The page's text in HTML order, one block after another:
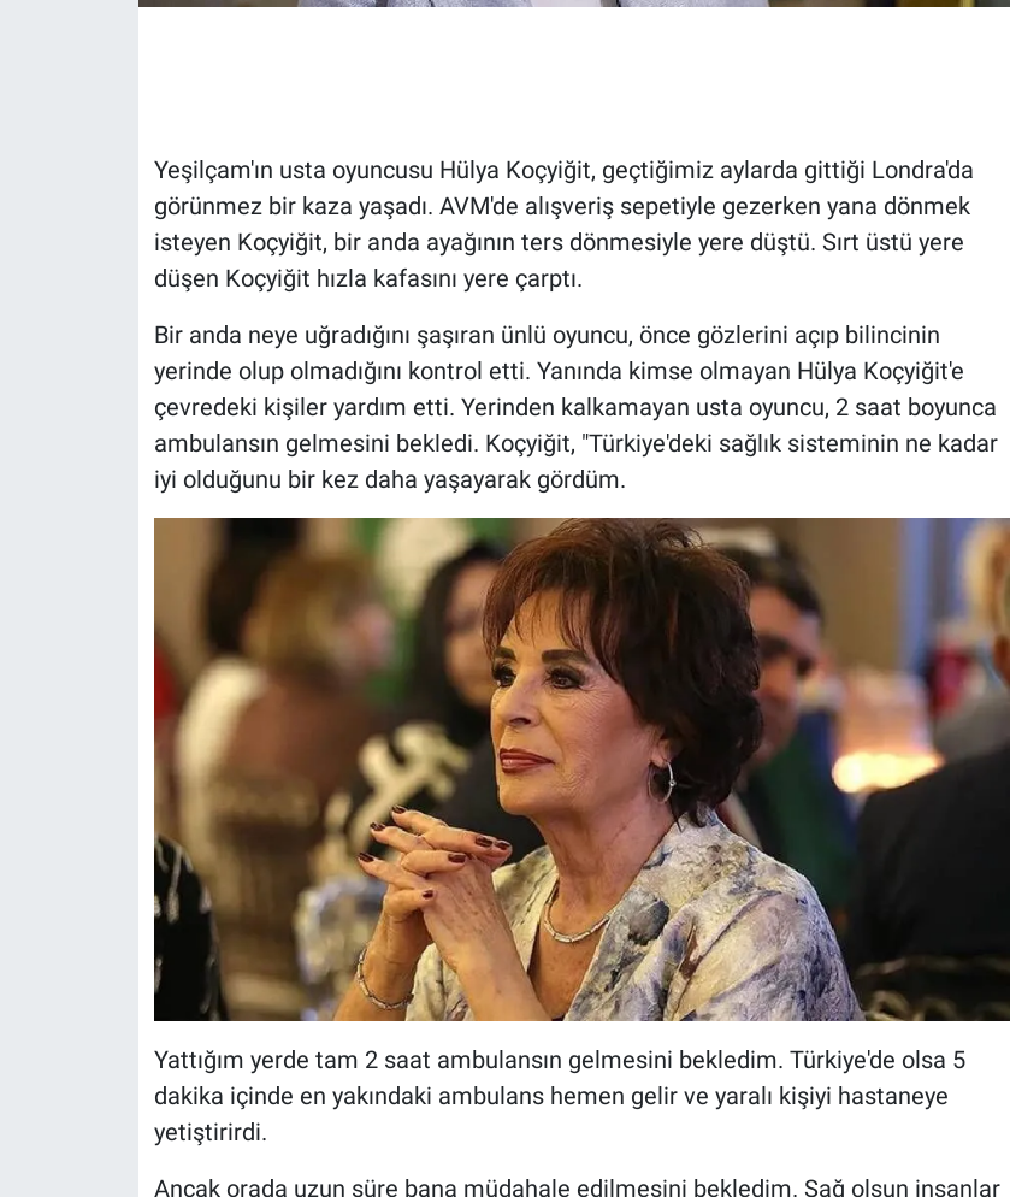
Yeşilçam'ın usta oyuncusu Hülya Koçyiğit, geçtiğimiz aylarda gittiği Londra'da
görünmez bir kaza yaşadı. AVM'de alışveriş sepetiyle gezerken yana dönmek
isteyen Koçyiğit, bir anda ayağının ters dönmesiyle yere düştü. Sırt üstü yere
düşen Koçyiğit hızla kafasını yere çarptı.
Bir anda neye uğradığını şaşıran ünlü oyuncu, önce gözlerini açıp bilincinin
yerinde olup olmadığını kontrol etti. Yanında kimse olmayan Hülya Koçyiğit'e
çevredeki kişiler yardım etti. Yerinden kalkamayan usta oyuncu, 2 saat boyunca
ambulansın gelmesini bekledi. Koçyiğit, "Türkiye'deki sağlık sisteminin ne kadar
iyi olduğunu bir kez daha yaşayarak gördüm.
Yattığım yerde tam 2 saat ambulansın gelmesini bekledim. Türkiye'de olsa 5
dakika içinde en yakındaki ambulans hemen gelir ve yaralı kişiyi hastaneye
yetiştirirdi.
Ancak orada uzun süre bana müdahale edilmesini bekledim. Sağ olsun insanlar
Koronavirüs
Kültür Sanat
Ne demişti
Teknoloji
Türkiye'nin Geleceği
Türkiye'nin Gündemi
Yerel Yaşam